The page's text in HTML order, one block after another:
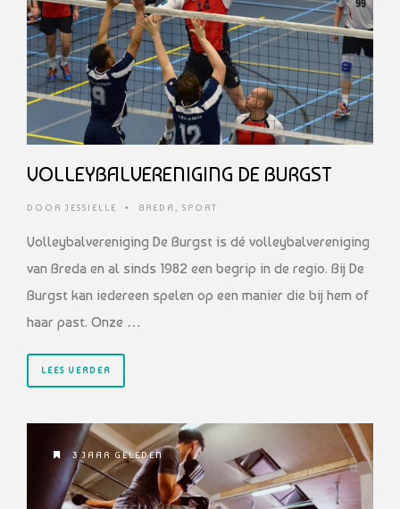
VOLLEYBALVERENIGING DE BURGST
DOOR JESSIELLE • BREDA , SPORT
Volleybalvereniging De Burgst is dé volleybalvereniging
van Breda en al sinds 1982 een begrip in de regio. Bij De
Burgst kan iedereen spelen op een manier die bij hem of
haar past. Onze …
LEES VERDER
3 JAAR GELEDEN